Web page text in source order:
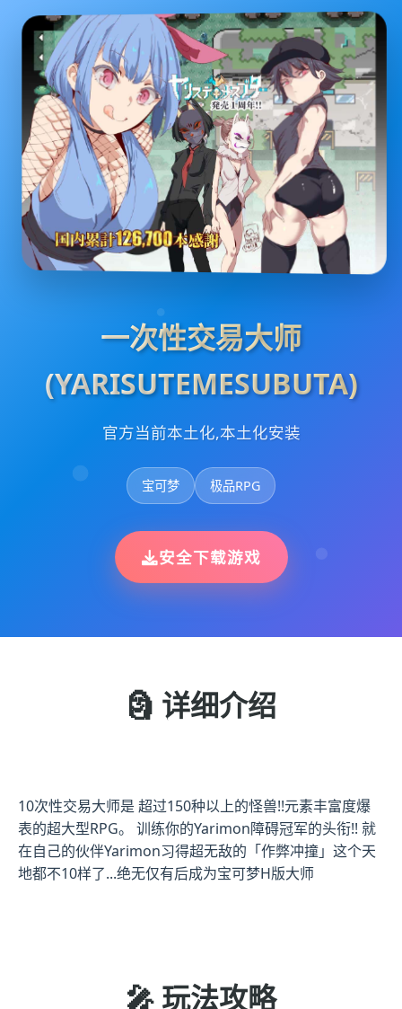
一次性交易大师
(YARISUTEMESUBUTA)
官方当前本土化,本土化安装
宝可梦 极品RPG
安全下载游戏
🗿 详细介绍
10次性交易大师是 超过150种以上的怪兽!!元素丰富度爆
表的超大型RPG。 训练你的Yarimon障碍冠军的头衔!! 就
在自己的伙伴Yarimon习得超无敌的「作弊冲撞」这个天
地都不10样了...绝无仅有后成为宝可梦H版大师
🎤 玩法攻略